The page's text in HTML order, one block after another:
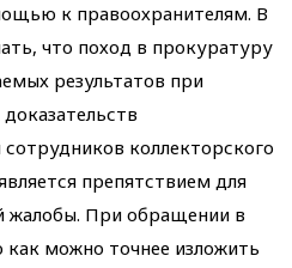
к правоохранителям. В
что поход в прокуратуру
результатов при
коллекторского
препятствием для
жалобы. При обращении в
можно точнее изложить